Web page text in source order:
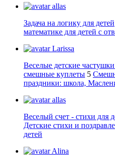
allas
Задача на логику для детей
математике для детей с
Larissa
Веселые детские
смешные куплеты 5
праздники: школа,
allas
Веселый счет - стихи для
Детские стихи и
детей
Alina